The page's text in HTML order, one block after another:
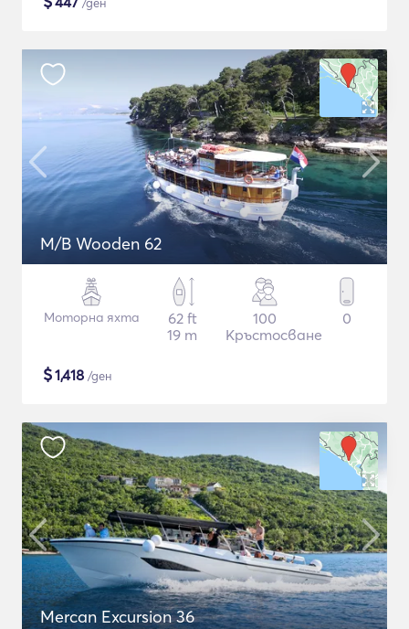
M/B Wooden 62
Моторна яхта
62 ft
19 m
100
Кръстосване
0
$1,418 /ден
Mercan Excursion 36